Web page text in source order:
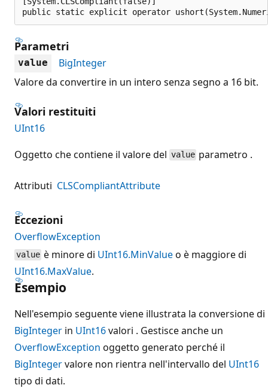
public static explicit operator
Parametri
value
BigInteger
Valore da convertire in un intero senza segno a 16 bit.
Valori restituiti
UInt16
Oggetto che contiene il valore del value parametro .
Attributi CLSCompliantAttribute
Eccezioni
OverflowException
value è minore di UInt16.MinValueo è maggiore di
UInt16.MaxValue.
Esempio
Nell'esempio seguente viene illustrata la conversione di
BigInteger in UInt16valori . Gestisce anche un
OverflowException oggetto generato perché il
BigIntegervalore non rientra nell'intervallo del UInt16
tipo di dati.